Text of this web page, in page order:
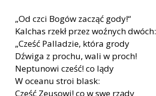
„Od czci Bogów zacząć gody!“
Kalchas rzekł przez woźnych dwóch:
„Cześć Palladzie, która grody
Dźwiga z prochu, wali w proch!
Neptunowi cześć! co lądy
W oceanu stroi blask:
Cześć Zeusowi! co w swe rządy